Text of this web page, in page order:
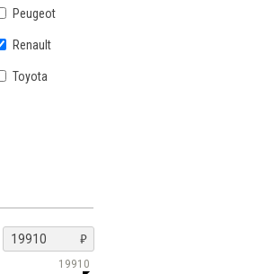
Peugeot
Renault
Toyota
19910